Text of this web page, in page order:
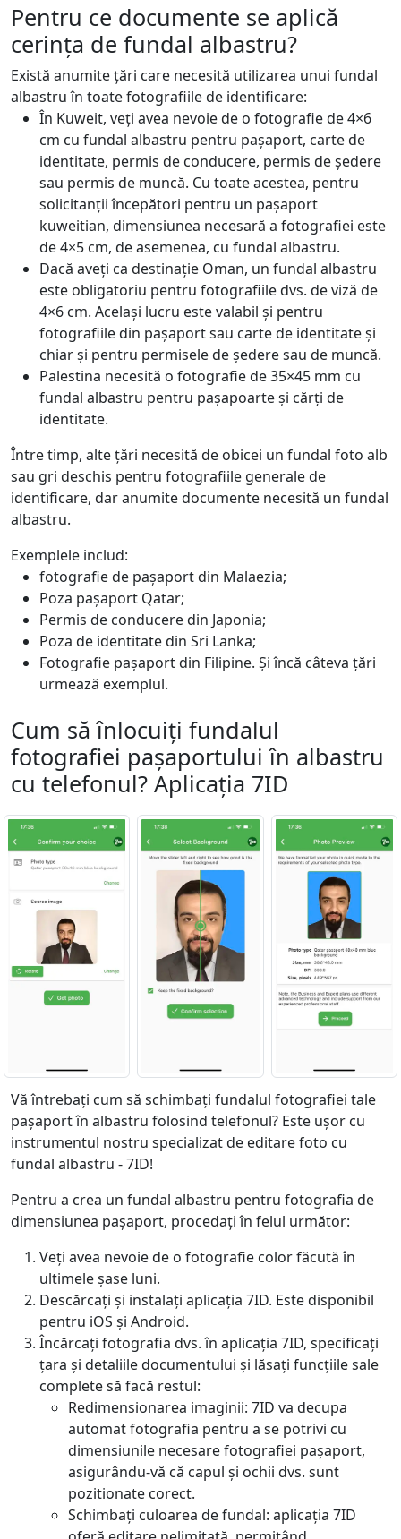
Pentru ce documente se aplică
cerința de fundal albastru?
Există anumite țări care necesită utilizarea unui fundal
albastru în toate fotografiile de identificare:
În Kuweit, veți avea nevoie de o fotografie de 4×6
cm cu fundal albastru pentru pașaport, carte de
identitate, permis de conducere, permis de ședere
sau permis de muncă. Cu toate acestea, pentru
solicitanții începători pentru un pașaport
kuweitian, dimensiunea necesară a fotografiei este
de 4×5 cm, de asemenea, cu fundal albastru.
Dacă aveți ca destinație Oman, un fundal albastru
este obligatoriu pentru fotografiile dvs. de viză de
4×6 cm. Același lucru este valabil și pentru
fotografiile din pașaport sau carte de identitate și
chiar și pentru permisele de ședere sau de muncă.
Palestina necesită o fotografie de 35×45 mm cu
fundal albastru pentru pașapoarte și cărți de
identitate.
Între timp, alte țări necesită de obicei un fundal foto alb
sau gri deschis pentru fotografiile generale de
identificare, dar anumite documente necesită un fundal
albastru.
Exemplele includ:
fotografie de pașaport din Malaezia;
Poza pașaport Qatar;
Permis de conducere din Japonia;
Poza de identitate din Sri Lanka;
Fotografie pașaport din Filipine. Și încă câteva țări
urmează exemplul.
Cum să înlocuiți fundalul
fotografiei pașaportului în albastru
cu telefonul? Aplicația 7ID
Vă întrebați cum să schimbați fundalul fotografiei tale
pașaport în albastru folosind telefonul? Este ușor cu
instrumentul nostru specializat de editare foto cu
fundal albastru - 7ID!
Pentru a crea un fundal albastru pentru fotografia de
dimensiunea pașaport, procedați în felul următor:
Veți avea nevoie de o fotografie color făcută în
ultimele șase luni.
Descărcați și instalați aplicația 7ID. Este disponibil
pentru iOS și Android.
Încărcați fotografia dvs. în aplicația 7ID, specificați
țara și detaliile documentului și lăsați funcțiile sale
complete să facă restul:
Redimensionarea imaginii: 7ID va decupa
automat fotografia pentru a se potrivi cu
dimensiunile necesare fotografiei pașaport,
asigurându-vă că capul și ochii dvs. sunt
pozitionate corect.
Schimbați culoarea de fundal: aplicația 7ID